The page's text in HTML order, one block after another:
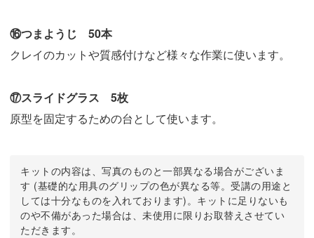
⑯つまようじ 50本
クレイのカットや質感付けなど様々な作業に使います。
⑰スライドグラス 5枚
原型を固定するための台として使います。
キットの内容は、写真のものと一部異なる場合がございま
す (基礎的な用具のグリップの色が異なる等。受講の用途と
しては十分なものを入れております)。キットに足りないも
のや不備があった場合は、未使用に限りお取替えさせてい
ただきます。